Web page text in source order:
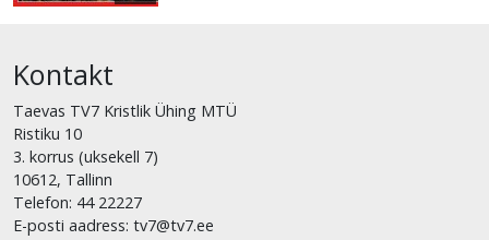
Kontakt
Taevas TV7 Kristlik Ühing MTÜ
Ristiku 10
3. korrus (uksekell 7)
10612, Tallinn
Telefon: 44 22227
E-posti aadress: tv7@tv7.ee